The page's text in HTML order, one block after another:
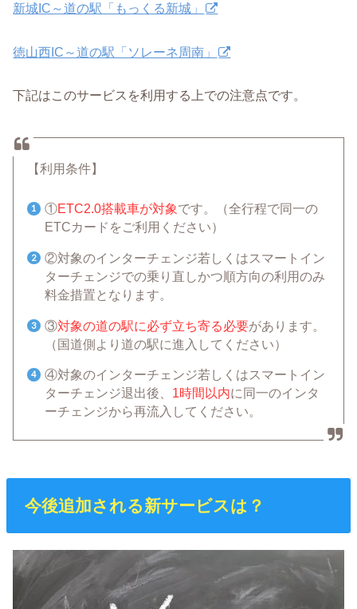
新城IC～道の駅「もっくる新城」
徳山西IC～道の駅「ソレーネ周南」
下記はこのサービスを利用する上での注意点です。
【利用条件】
①ETC2.0搭載車が対象です。（全行程で同一の
ETCカードをご利用ください）
②対象のインターチェンジ若しくはスマートイン
ターチェンジでの乗り直しかつ順方向の利用のみ
料金措置となります。
③対象の道の駅に必ず立ち寄る必要があります。
（国道側より道の駅に進入してください）
④対象のインターチェンジ若しくはスマートイン
ターチェンジ退出後、 1時間以内に同一のインタ
ーチェンジから再流入してください。
今後追加される新サービスは？